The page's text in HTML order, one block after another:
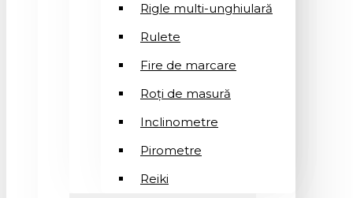
Rigle multi-unghiulară
Rulete
Fire de marcare
Roți de masură
Inclinometre
Pirometre
Reiki